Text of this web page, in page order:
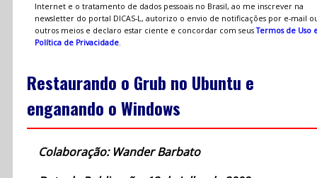
Internet e o tratamento de dados pessoais no Brasil, ao me inscrever na
newsletter do portal DICAS-L, autorizo o envio de notificações por e-mail
outros meios e declaro estar ciente e concordar com seusTermos de Uso
Política de Privacidade.
Restaurando o Grub no Ubuntu e
enganando o Windows
Colaboração: Wander Barbato